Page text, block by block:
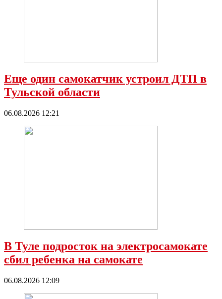
Еще один самокатчик устроил ДТП в
Тульской области
06.08.2026 12:21
В Туле подросток на электросамокате
сбил ребенка на самокате
06.08.2026 12:09